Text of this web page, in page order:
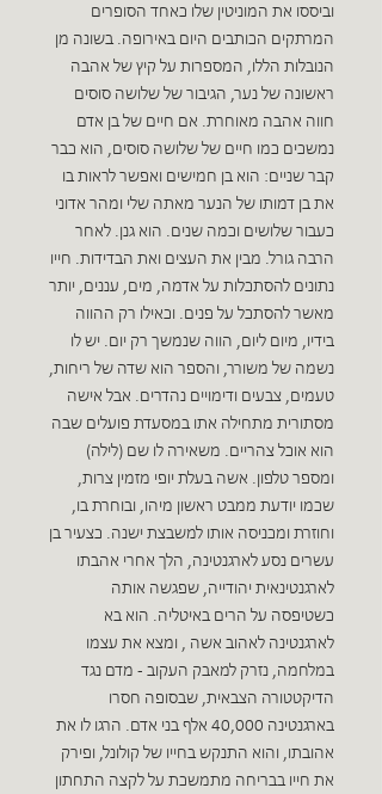
וביססו את המוניטין שלו כאחד הסופרים
המרתקים הכותבים היום באירופה. בשונה מן
הנובלות הללו, המספרות על קיץ של אהבה
ראשונה של נער, הגיבור של שלושה סוסים
חווה אהבה מאוחרת. אם חיים של בן אדם
נמשכים כמו חיים של שלושה סוסים, הוא כבר
קבר שניים: הוא בן חמישים ואפשר לראות בו
את בן דמותו של הנער מאתה שלי ומהר אדוני
כעבור שלושים וכמה שנים. הוא גנן. לאחר
הרבה גורל. מבין את העצים ואת הבדידות. חייו
נתונים להסתכלות על אדמה, מים, עננים, יותר
מאשר להסתכל על פנים. וכאילו רק ההווה
בידיו, מיום ליום, הווה שנמשך רק יום. יש לו
נשמה של משורר, והספר הוא שדה של ריחות,
טעמים, צבעים ודימויים נהדרים. אבל אישה
מסתורית מתחילה אתו במסעדת פועלים שבה
הוא אוכל צהריים. משאירה לו שם (לילה)
ומספר טלפון. אשה בעלת יופי מזמין צרות,
שכמו יודעת ממבט ראשון מיהו, ובוחרת בו,
וחוזרת ומכניסה אותו למשבצת ישנה. כצעיר בן
עשרים נסע לארגנטינה, הלך אחרי אהבתו
לארגנטינאית יהודייה, שפגשה אותה
כשטיפסה על הרים באיטליה. הוא בא
לארגנטינה לאהוב אשה , ומצא את עצמו
במלחמה, נזרק למאבק העקוב - מדם נגד
הדיקטטורה הצבאית, שבסופה חסרו
בארגנטינה 40,000 אלף בני אדם. הרגו לו את
אהובתו, והוא התנקש בחייו של קולונל, ופירק
את חייו בבריחה מתמשכת על לקצה התחתון